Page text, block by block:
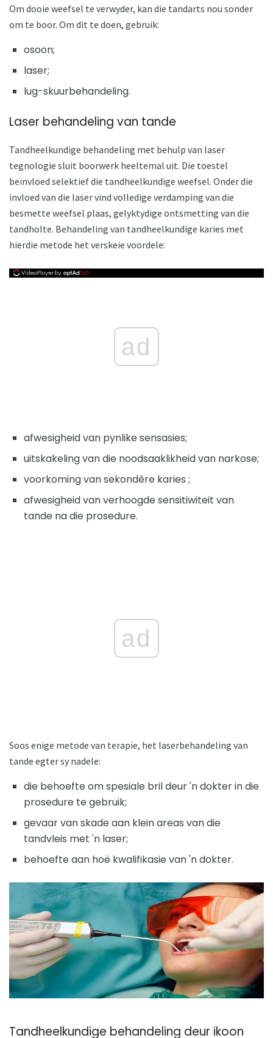
Om dooie weefsel te verwyder, kan die tandarts nou sonder
om te boor. Om dit te doen, gebruik:
osoon;
laser;
lug-skuurbehandeling.
Laser behandeling van tande
Tandheelkundige behandeling met behulp van laser
tegnologie sluit boorwerk heeltemal uit. Die toestel
beïnvloed selektief die tandheelkundige weefsel. Onder die
invloed van die laser vind volledige verdamping van die
besmette weefsel plaas, gelyktydige ontsmetting van die
tandholte. Behandeling van tandheelkundige karies met
hierdie metode het verskeie voordele:
ad
afwesigheid van pynlike sensasies;
uitskakeling van die noodsaaklikheid van narkose;
voorkoming van sekondêre karies ;
afwesigheid van verhoogde sensitiwiteit van
tande na die prosedure.
ad
Soos enige metode van terapie, het laserbehandeling van
tande egter sy nadele:
die behoefte om spesiale bril deur 'n dokter in die
prosedure te gebruik;
gevaar van skade aan klein areas van die
tandvleis met 'n laser;
behoefte aan hoë kwalifikasie van 'n dokter.
Tandheelkundige behandeling deur ikoon